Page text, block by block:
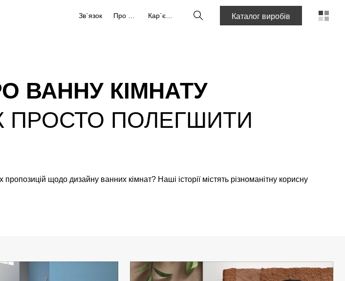
Зв`язок Каталог виробів
ВАННУ КІМНАТУ
ПРОСТО ПОЛЕГШИТИ
щодо дизайну ванних кімнат? Наші історії містять різноманітну корисну